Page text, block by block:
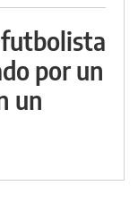
por un
un